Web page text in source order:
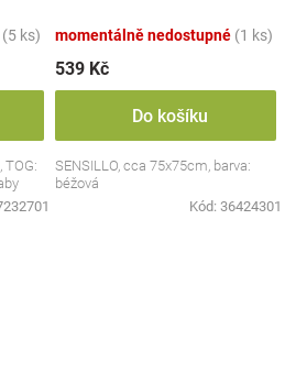
(5 ks)
TOG:
momentálně nedostupné (1 ks)
539 Kč
Do košíku
SENSILLO, cca 75x75cm, barva:
béžová
Kód: 36424301